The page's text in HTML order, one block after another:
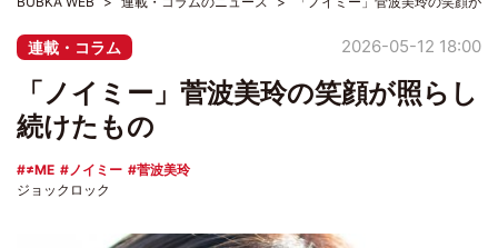
連載・コラム 2026-05-12 18:00
「ノイミー」菅波美玲の笑顔が照らし
続けたもの
≠ME ノイミー
菅波美玲
ジョックロック